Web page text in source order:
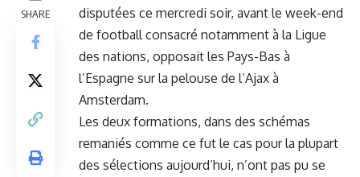
SHARE
disputées ce mercredi soir, avant le week-end
de football consacré notamment à la Ligue
des nations, opposait les Pays-Bas à
l’Espagne sur la pelouse de l’Ajax à
Amsterdam.
Les deux formations, dans des schémas
remaniés comme ce fut le cas pour la plupart
des sélections aujourd’hui, n’ont pas pu se